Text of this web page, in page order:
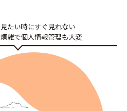
たい時にすぐ見れない
雑で個人情報管理も大変